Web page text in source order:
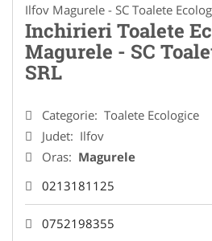
Ilfov Magurele - SC Toalete
Inchirieri Toalete
Magurele - SC
SRL
Categorie: Toalete Ecologice
Judet: Ilfov
Oras: Magurele
0213181125
0752198355